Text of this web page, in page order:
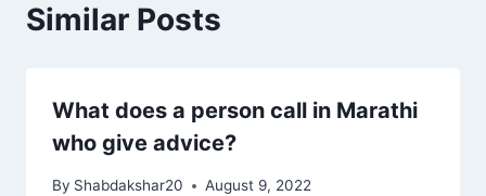
Similar Posts
What does a person call in Marathi
who give advice?
By Shabdakshar20 August 9, 2022